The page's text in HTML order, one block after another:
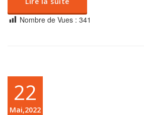
Nombre de Vues : 341
22
Mai,2022